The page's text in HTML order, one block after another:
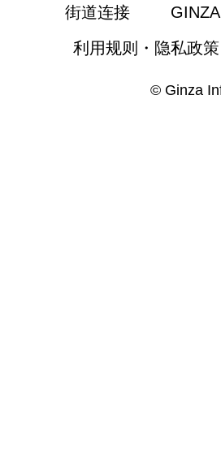
街道连接
利用规则・隐私政策
© Ginza